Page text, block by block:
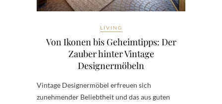
LIVING
Von Ikonen bis Geheimtipps: Der
Zauber hinter Vintage
Designermöbeln
Vintage Designermöbel erfreuen sich
zunehmender Beliebtheit und das aus guten